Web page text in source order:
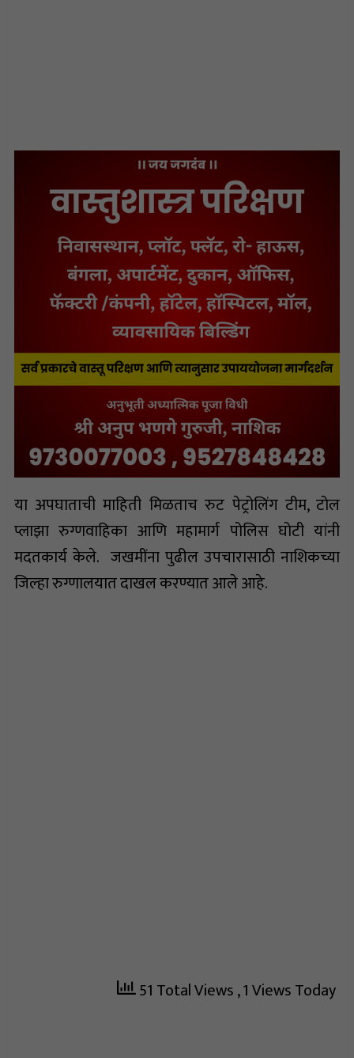
या अपघाताची माहिती मिळताच रुट पेट्रोलिंग टीम, टोल
प्लाझा रुग्णवाहिका आणि महामार्ग पोलिस घोटी यांनी
मदतकार्य केले. जखमींना पुढील उपचारासाठी नाशिकच्या
जिल्हा रुग्णालयात दाखल करण्यात आले आहे.
51 Total Views, 1 Views Today